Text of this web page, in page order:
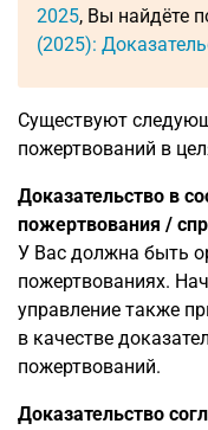
2025, Вы найдёте
(2025):
Существуют
пожертвований в
Доказательство в
пожертвования /
У Вас должна быть
пожертвованиях.
управление также
в качестве
пожертвований.
Доказательство